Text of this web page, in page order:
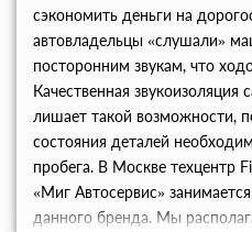
сэкономить деньги на
автовладельцы «слушали»
посторонним звукам, что
Качественная
лишает такой возможности,
состояния деталей
пробега. В Москве техцентр
«Миг Автосервис»
данного бренда. Мы